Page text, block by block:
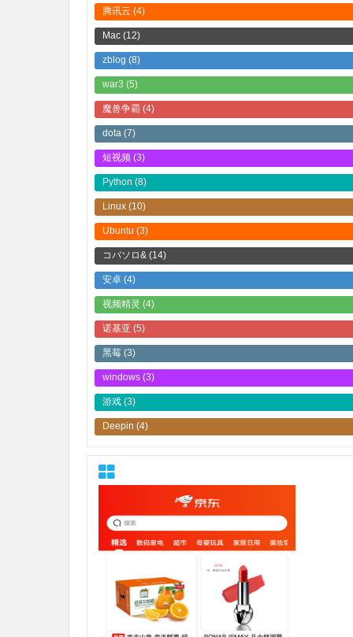
腾讯云 (4)
Mac (12)
zblog (8)
war3 (5)
魔兽争霸 (4)
dota (7)
短视频 (3)
Python (8)
Linux (10)
Ubuntu (3)
コバソロ& (14)
安卓 (4)
视频精灵 (4)
诺基亚 (5)
黑莓 (3)
windows (3)
游戏 (3)
Deepin (4)